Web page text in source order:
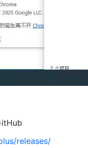
releases/